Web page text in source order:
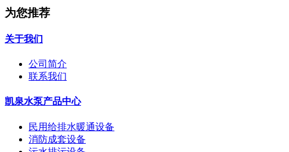
为您推荐
关于我们
公司简介
联系我们
凯泉水泵产品中心
民用给排水暖通设备
消防成套设备